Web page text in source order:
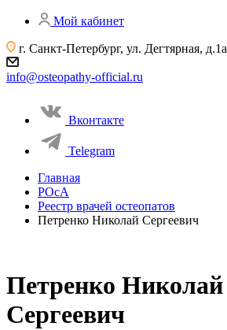
Мой кабинет
г. Санкт-Петербург, ул. Дегтярная, д.1а
info@osteopathy-official.ru
Вконтакте
Telegram
Главная
РОсА
Реестр врачей остеопатов
Петренко Николай Сергеевич
Петренко Николай
Сергеевич